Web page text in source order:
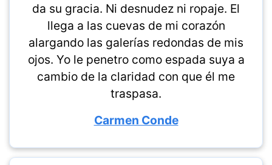
da su gracia. Ni desnudez ni ropaje. El
llega a las cuevas de mi corazón
alargando las galerías redondas de mis
ojos. Yo le penetro como espada suya a
cambio de la claridad con que él me
traspasa.
Carmen Conde